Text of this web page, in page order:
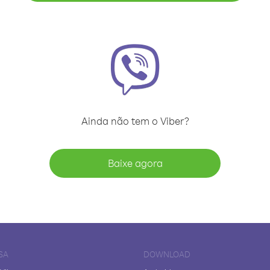
Ainda não tem o Viber?
Baixe agora
DOWNLOAD